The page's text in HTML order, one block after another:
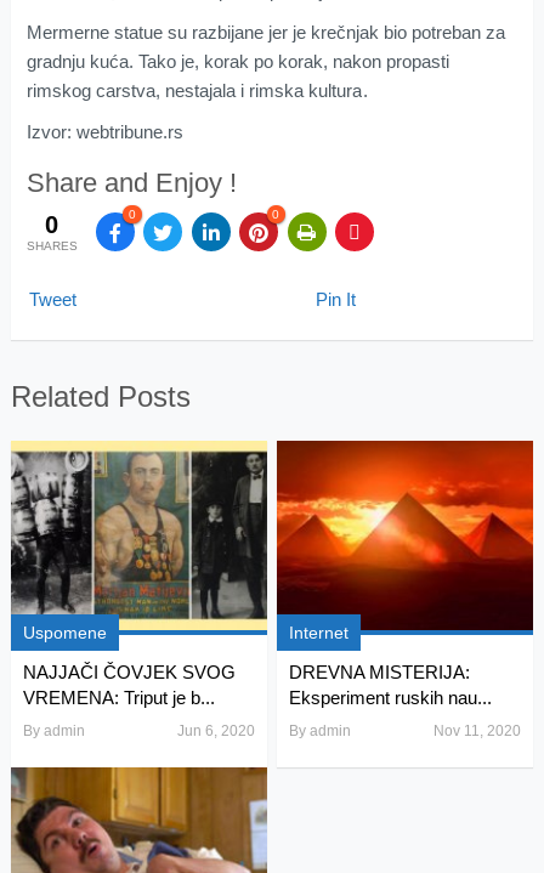
Mermerne statue su razbijane jer je krečnjak bio potreban za
gradnju kuća. Tako je, korak po korak, nakon propasti
rimskog carstva, nestajala i rimska kultura.
Izvor: webtribune.rs
Share and Enjoy !
0
SHARES
0 0
Tweet Pin It
Related Posts
Uspomene
NAJJAČI ČOVJEK SVOG
VREMENA: Triput je b...
By admin Jun 6, 2020
Internet
DREVNA MISTERIJA:
Eksperiment ruskih nau...
Byadmin Nov 11, 2020